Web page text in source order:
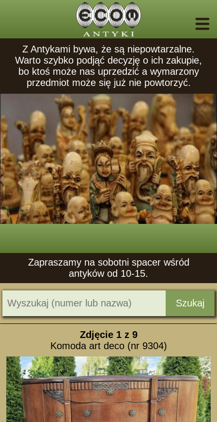
Z Antykami bywa, że są niepowtarzalne.
Warto szybko podjąć decyzję o ich zakupie,
bo ktoś może nas uprzedzić a wymarzony
przedmiot może się już nie powtorzyć.
Zapraszamy na sobotni spacer wśród
antyków od 10-15.
Szukaj
Zdjęcie 1z 9
Komoda art deco (nr 9304)